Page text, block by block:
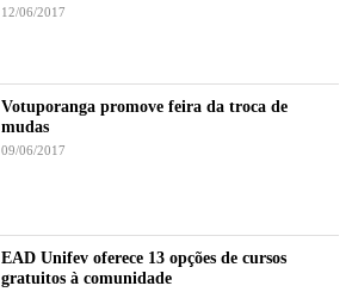
12/06/2017
Votuporanga promove feira da troca de
mudas
09/06/2017
EAD Unifev oferece 13 opções de cursos
gratuitos à comunidade